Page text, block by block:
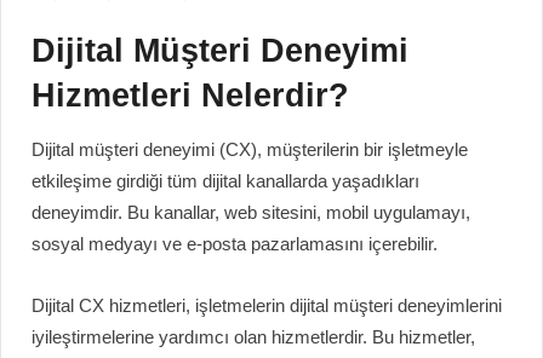
Dijital Müşteri Deneyimi
Hizmetleri Nelerdir?
Dijital müşteri deneyimi (CX), müşterilerin bir işletmeyle
etkileşime girdiği tüm dijital kanallarda yaşadıkları
deneyimdir. Bu kanallar, web sitesini, mobil uygulamayı,
sosyal medyayı ve e-posta pazarlamasını içerebilir.
Dijital CX hizmetleri, işletmelerin dijital müşteri deneyimlerini
iyileştirmelerine yardımcı olan hizmetlerdir. Bu hizmetler,